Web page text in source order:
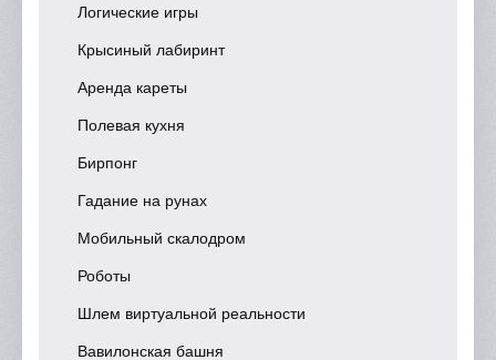
Логические игры
Крысиный лабиринт
Аренда кареты
Полевая кухня
Бирпонг
Гадание на рунах
Мобильный скалодром
Роботы
Шлем виртуальной реальности
Вавилонская башня